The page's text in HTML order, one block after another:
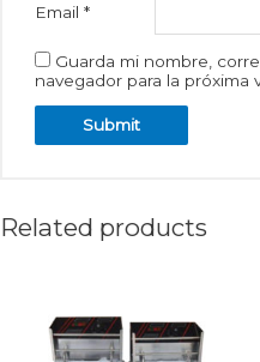
Email*
Guarda mi nombre,
navegador para la próxima
Related products